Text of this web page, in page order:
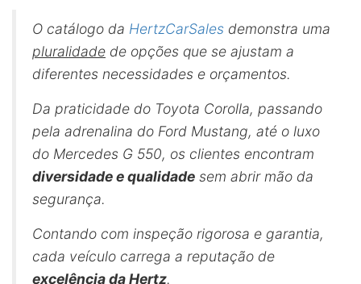
O catálogo da HertzCarSales demonstra uma
pluralidade de opções que se ajustam a
diferentes necessidades e orçamentos.
Da praticidade do Toyota Corolla, passando
pela adrenalina do Ford Mustang, até o luxo
do Mercedes G 550, os clientes encontram
diversidade e qualidade sem abrir mão da
segurança.
Contando com inspeção rigorosa e garantia,
cada veículo carrega a reputação de
excelência da Hertz.